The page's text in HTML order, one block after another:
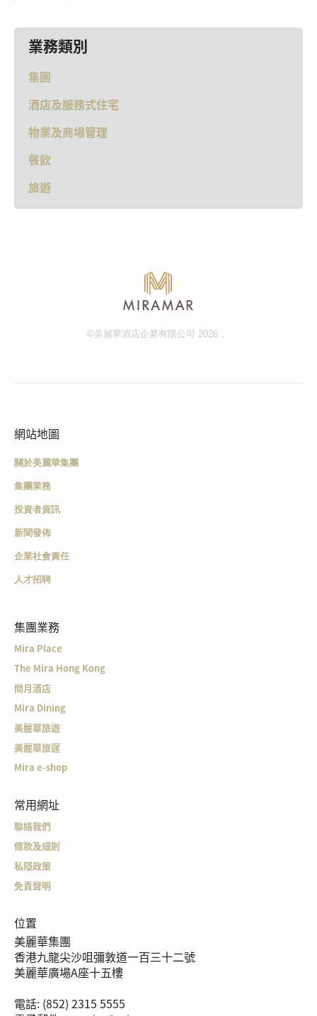
業務類別
集團
酒店及服務式住宅
物業及商場管理
餐飲
旅遊
©美麗華酒店企業有限公司 2026 。
網站地圖
關於美麗華集團
集團業務
投資者資訊
新聞發佈
企業社會責任
人才招聘
集團業務
Mira Place
The Mira Hong Kong
問月酒店
Mira Dining
美麗華旅遊
美麗華旅運
Mira e-shop
常用網址
聯絡我們
條款及細則
私隱政策
免責聲明
位置
美麗華集團
香港九龍尖沙咀彌敦道一百三十二號
美麗華廣場A座十五樓
電話: (852) 2315 5555